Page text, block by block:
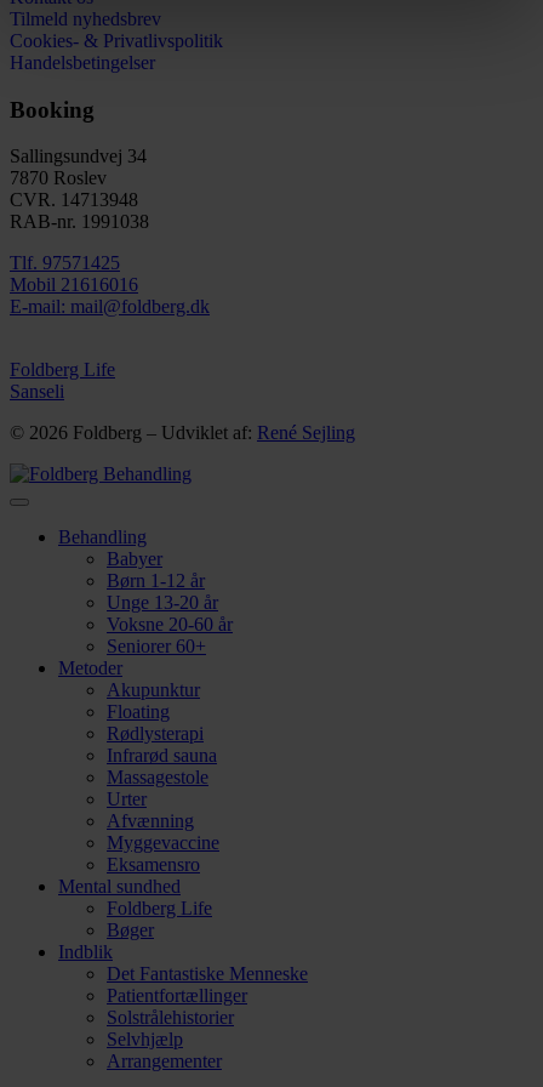
Tilmeld nyhedsbrev
Cookies- & Privatlivspolitik
Handelsbetingelser
Booking
Sallingsundvej 34
7870 Roslev
CVR. 14713948
RAB-nr. 1991038​
Tlf. 97571425
Mobil 21616016
E-mail: mail@foldberg.dk
Foldberg Life
Sanseli
© 2026 Foldberg – Udviklet af: René Sejling
Behandling
Babyer
Børn 1-12 år
Unge 13-20 år
Voksne 20-60 år
Seniorer 60+
Metoder
Akupunktur
Floating
Rødlysterapi
Infrarød sauna
Massagestole
Urter
Afvænning
Myggevaccine
Eksamensro
Mental sundhed
Foldberg Life
Bøger
Indblik
Det Fantastiske Menneske
Patientfortællinger
Solstrålehistorier
Selvhjælp
Arrangementer